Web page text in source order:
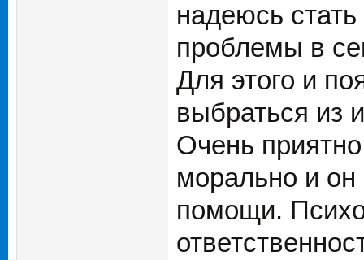
надеюсь
проблемы в
Для этого и
выбраться из
Очень
морально и он
помощи.